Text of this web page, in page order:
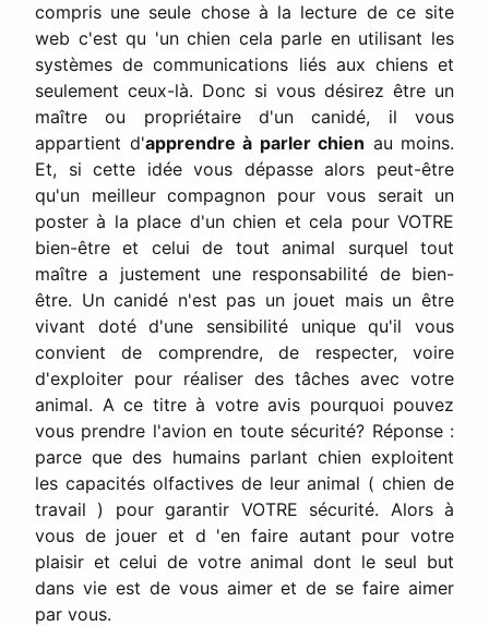
compris une seule chose à la lecture de ce site
web c'est qu 'un chien cela parle en utilisant les
systèmes de communications liés aux chiens et
seulement ceux-là. Donc si vous désirez être un
maître ou propriétaire d'un canidé, il vous
appartient d'apprendre à parler chien au moins.
Et, si cette idée vous dépasse alors peut-être
qu'un meilleur compagnon pour vous serait un
poster à la place d'un chien et cela pour VOTRE
bien-être et celui de tout animal surquel tout
maître a justement une responsabilité de bien-
être. Un canidé n'est pas un jouet mais un être
vivant doté d'une sensibilité unique qu'il vous
convient de comprendre, de respecter, voire
d'exploiter pour réaliser des tâches avec votre
animal. A ce titre à votre avis pourquoi pouvez
vous prendre l'avion en toute sécurité? Réponse :
parce que des humains parlant chien exploitent
les capacités olfactives de leur animal ( chien de
travail ) pour garantir VOTRE sécurité. Alors à
vous de jouer et d 'en faire autant pour votre
plaisir et celui de votre animal dont le seul but
dans vie est de vous aimer et de se faire aimer
par vous.